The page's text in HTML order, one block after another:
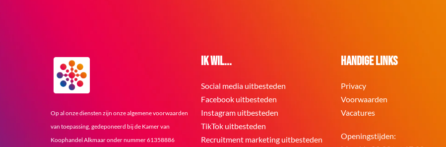
Op al onze diensten zijn onze algemene voorwaarden
van toepassing, gedeponeerd bij de Kamer van
Koophandel Alkmaar onder nummer 61358886
Ik wil...
Social media uitbesteden
Facebook uitbesteden
Instagram uitbesteden
TikTok uitbesteden
Recruitment marketing uitbesteden
Handige links
Privacy
Voorwaarden
Vacatures
Openingstijden: